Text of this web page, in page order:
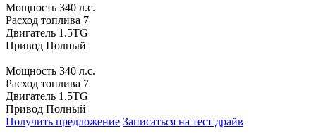
Мощность 340 л.с.
Расход топлива 7
Двигатель 1.5TG
Привод Полный
Мощность 340 л.с.
Расход топлива 7
Двигатель 1.5TG
Привод Полный
Получить предложение Записаться на тест драйв